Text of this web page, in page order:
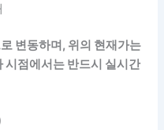
변동하며, 위의 현재가는
시점에서는 반드시 실시간